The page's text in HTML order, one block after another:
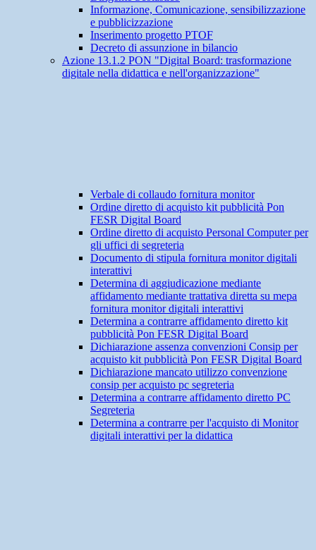
Informazione, Comunicazione, sensibilizzazione
e pubblicizzazione
Inserimento progetto PTOF
Decreto di assunzione in bilancio
Azione 13.1.2 PON "Digital Board: trasformazione
digitale nella didattica e nell'organizzazione"
Verbale di collaudo fornitura monitor
Ordine diretto di acquisto kit pubblicità Pon
FESR Digital Board
Ordine diretto di acquisto Personal Computer per
gli uffici di segreteria
Documento di stipula fornitura monitor digitali
interattivi
Determina di aggiudicazione mediante
affidamento mediante trattativa diretta su mepa
fornitura monitor digitali interattivi
Determina a contrarre affidamento diretto kit
pubblicità Pon FESR Digital Board
Dichiarazione assenza convenzioni Consip per
acquisto kit pubblicità Pon FESR Digital Board
Dichiarazione mancato utilizzo convenzione
consip per acquisto pc segreteria
Determina a contrarre affidamento diretto PC
Segreteria
Determina a contrarre per l'acquisto di Monitor
digitali interattivi per la didattica